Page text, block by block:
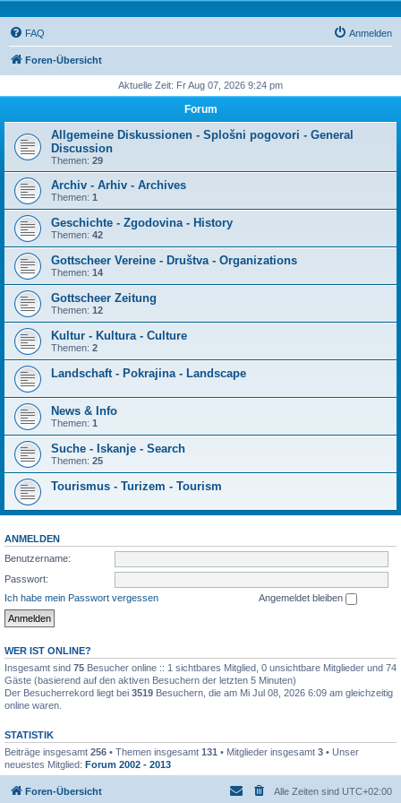
FAQ Anmelden
Foren-Übersicht
Aktuelle Zeit: Fr Aug 07, 2026 9:24 pm
Forum
Allgemeine Diskussionen - Splošni pogovori - General
Discussion
Themen: 29
Archiv - Arhiv - Archives
Themen: 1
Geschichte - Zgodovina - History
Themen: 42
Gottscheer Vereine - Društva - Organizations
Themen: 14
Gottscheer Zeitung
Themen: 12
Kultur - Kultura - Culture
Themen: 2
Landschaft - Pokrajina - Landscape
News & Info
Themen: 1
Suche - Iskanje - Search
Themen: 25
Tourismus - Turizem - Tourism
ANMELDEN
Benutzername:
Passwort:
Ich habe mein Passwort vergessen
Angemeldet bleiben
WER IST ONLINE?
Insgesamt sind 75 Besucher online :: 1 sichtbares Mitglied, 0 unsichtbare Mitglieder und 74
Gäste (basierend auf den aktiven Besuchern der letzten 5 Minuten)
Der Besucherrekord liegt bei 3519 Besuchern, die am Mi Jul 08, 2026 6:09 am gleichzeitig
online waren.
STATISTIK
Beiträge insgesamt 256 • Themen insgesamt 131 • Mitglieder insgesamt 3 • Unser
neuestes Mitglied: Forum 2002 - 2013
Foren-Übersicht Alle Zeiten sind UTC+02:00